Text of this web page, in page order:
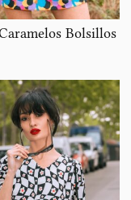
Bolsillos